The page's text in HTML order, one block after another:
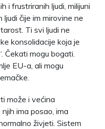
i frustriranih ljudi, milijuni
čije im mirovine ne
Ti svi ljudi ne
konsolidacije koja je
Čekati mogu bogati.
EU-a, ali mogu
može i većina
ima posao, ima
živjeti. Sistem